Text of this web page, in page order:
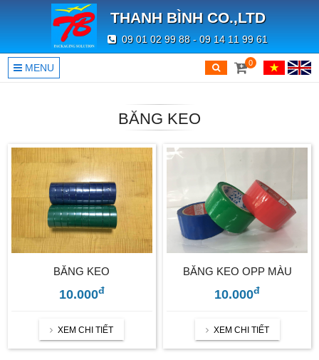
THANH BÌNH CO.,LTD
09 01 02 99 88 - 09 14 11 99 61
MENU 0
BĂNG KEO
BĂNG KEO
10.000đ
XEM CHI TIẾT
BĂNG KEO OPP MÀU
10.000đ
XEM CHI TIẾT